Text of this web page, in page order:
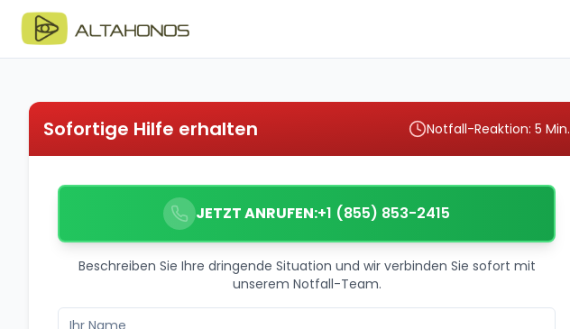
Sofortige Hilfe erhalten Notfall-Reaktion: 5 Min.
JETZT ANRUFEN:+1 (855) 853-2415
Beschreiben Sie Ihre dringende Situation und wir verbinden Sie sofort mit
unserem Notfall-Team.